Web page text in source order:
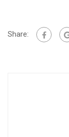
Share: